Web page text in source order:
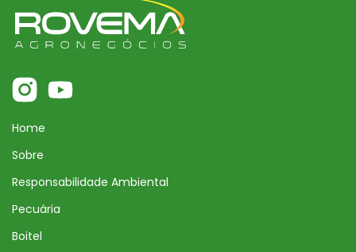
Home
Sobre
Responsabilidade Ambiental
Pecuária
Boitel